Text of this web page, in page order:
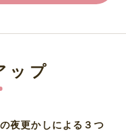
ップ
夜更かしによる３つ